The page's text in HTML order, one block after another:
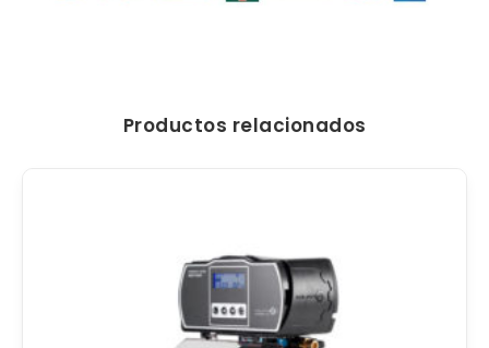
Productos relacionados